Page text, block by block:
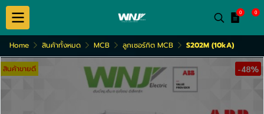
0 0
Home สินค้าทั้งหมด MCB ลูกเซอร์กิต MCB S202M (10kA)
สินค้าขายดี -48%